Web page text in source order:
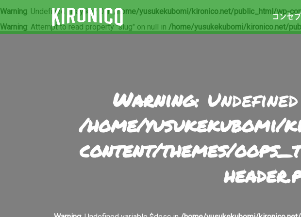
コンセ
Warning: Undefined array key 0 in/home/yusukekubomi/kironico.net/public_html/wp-
Warning: Attempt to read property "slug" on null in /home/yusukekubomi/kironico.net/
Warning:
/home/
content/themes/